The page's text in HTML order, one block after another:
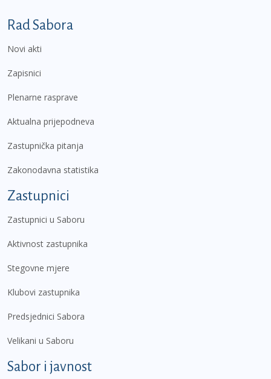
Podnožje prvi izbornik
Rad Sabora
Novi akti
Zapisnici
Plenarne rasprave
Aktualna prijepodneva
Zastupnička pitanja
Zakonodavna statistika
Zastupnici
Zastupnici u Saboru
Aktivnost zastupnika
Stegovne mjere
Klubovi zastupnika
Predsjednici Sabora
Velikani u Saboru
Sabor i javnost